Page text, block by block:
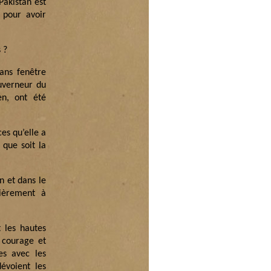
est
pour avoir
?
fenêtre
du
ont été
qu’elle a
que soit la
et dans le
à
les hautes
courage et
avec les
les